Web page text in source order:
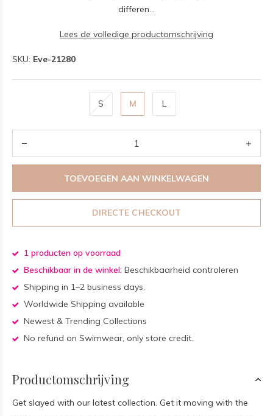
differen...
Lees de volledige productomschrijving
SKU: Eve-21280
S M L
TOEVOEGEN AAN WINKELWAGEN
DIRECTE CHECKOUT
1 producten op voorraad
Beschikbaar in de winkel: Beschikbaarheid controleren
Shipping in 1–2 business days.
Worldwide Shipping available
Newest & Trending Collections
No refund on Swimwear, only store credit.
Productomschrijving
Get slayed with our latest collection. Get it moving with the